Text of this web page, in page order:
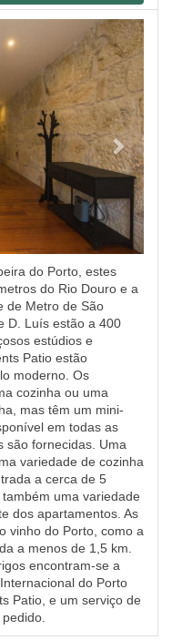
Next
do Porto, estes
do Rio Douro e a
de Metro de São
D. Luís estão a 400
estúdios e
Patio estão
moderno. Os
cozinha ou uma
mas têm um mini-
em todas as
são fornecidas. Uma
variedade de cozinha
a cerca de 5
uma variedade
dos apartamentos. As
vinho do Porto, como a
a menos de 1,5 km.
encontram-se a
do Porto
Patio, e um serviço de